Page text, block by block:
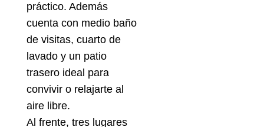
práctico. Además
cuenta con medio baño
de visitas, cuarto de
lavado y un patio
trasero ideal para
convivir o relajarte al
aire libre.
Al frente, tres lugares